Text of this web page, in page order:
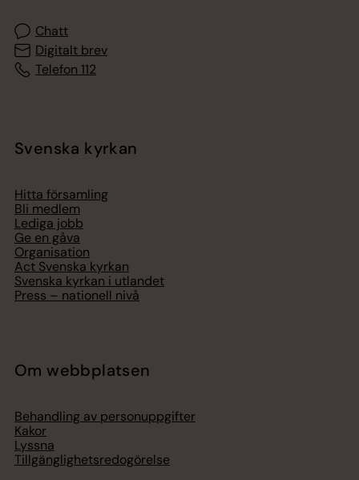
Chatt
Digitalt brev
Telefon 112
Svenska kyrkan
Hitta församling
Bli medlem
Lediga jobb
Ge en gåva
Organisation
Act Svenska kyrkan
Svenska kyrkan i utlandet
Press – nationell nivå
Om webbplatsen
Behandling av personuppgifter
Kakor
Lyssna
Tillgänglighetsredogörelse